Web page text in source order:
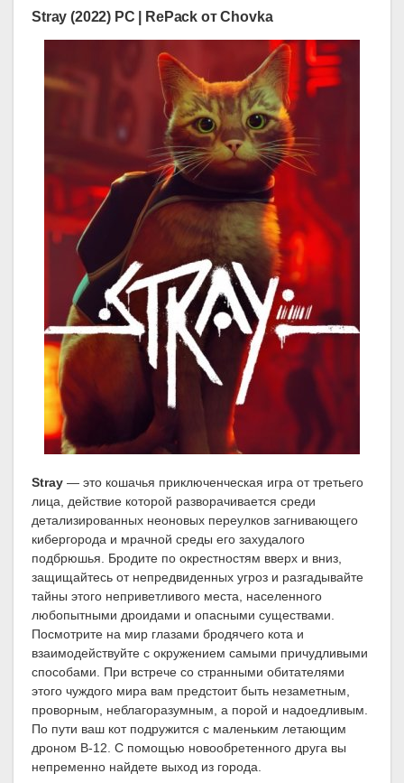
Stray (2022) PC | RePack от Chovka
Stray — это кошачья приключенческая игра от третьего
лица, действие которой разворачивается среди
детализированных неоновых переулков загнивающего
кибергорода и мрачной среды его захудалого
подбрюшья. Бродите по окрестностям вверх и вниз,
защищайтесь от непредвиденных угроз и разгадывайте
тайны этого неприветливого места, населенного
любопытными дроидами и опасными существами.
Посмотрите на мир глазами бродячего кота и
взаимодействуйте с окружением самыми причудливыми
способами. При встрече со странными обитателями
этого чуждого мира вам предстоит быть незаметным,
проворным, неблагоразумным, а порой и надоедливым.
По пути ваш кот подружится с маленьким летающим
дроном B-12. С помощью новообретенного друга вы
непременно найдете выход из города.